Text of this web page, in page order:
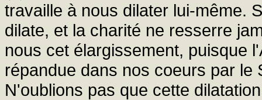
travaille à nous dilater lui-même.
dilate, et la charité ne resserre
nous cet élargissement, puisque
répandue dans nos coeurs par
N'oublions pas que cette